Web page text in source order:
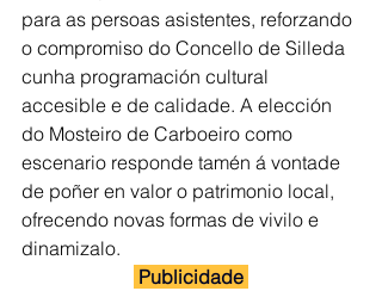
para as persoas asistentes, reforzando
o compromiso do Concello de Silleda
cunha programación cultural
accesible e de calidade. A elección
do Mosteiro de Carboeiro como
escenario responde tamén á vontade
de poñer en valor o patrimonio local,
ofrecendo novas formas de vivilo e
dinamizalo.
Publicidade